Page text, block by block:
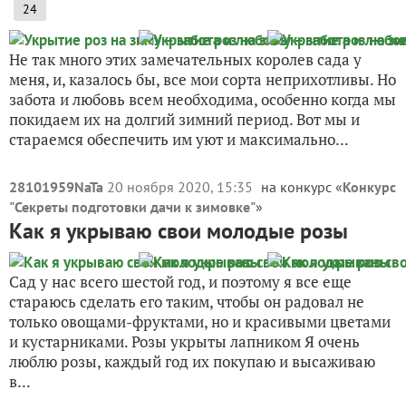
24
Не так много этих замечательных королев сада у
меня, и, казалось бы, все мои сорта неприхотливы. Но
забота и любовь всем необходима, особенно когда мы
покидаем их на долгий зимний период. Вот мы и
стараемся обеспечить им уют и максимально...
28101959NaTa 20 ноября 2020, 15:35 на конкурс «Конкурс
"Секреты подготовки дачи к зимовке"»
Как я укрываю свои молодые розы
Сад у нас всего шестой год, и поэтому я все еще
стараюсь сделать его таким, чтобы он радовал не
только овощами-фруктами, но и красивыми цветами
и кустарниками. Розы укрыты лапником Я очень
люблю розы, каждый год их покупаю и высаживаю
в...